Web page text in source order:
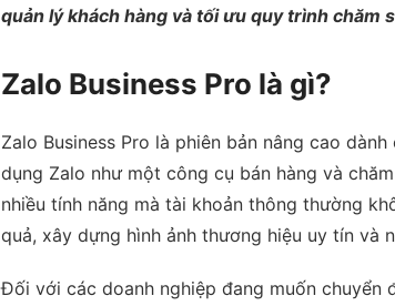
quản lý khách hàng và tối ưu quy trình chăm
Zalo Business Pro là gì?
Zalo Business Pro là phiên bản nâng cao
dụng Zalo như một công cụ bán hàng và
nhiều tính năng mà tài khoản thông thường
quả, xây dựng hình ảnh thương hiệu uy tín và
Đối với các doanh nghiệp đang muốn